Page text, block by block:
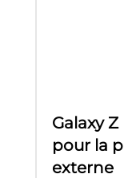
Galaxy
pour la
externe